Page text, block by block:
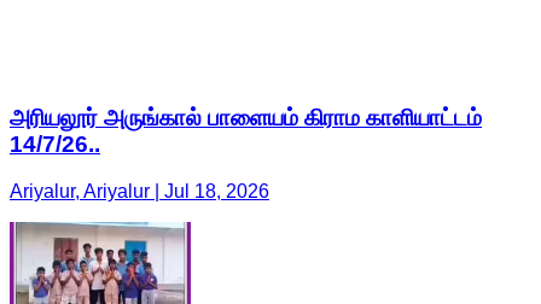
அரியலூர் அருங்கால் பாளையம் கிராம காளியாட்டம்
14/7/26..
Ariyalur, Ariyalur | Jul 18, 2026